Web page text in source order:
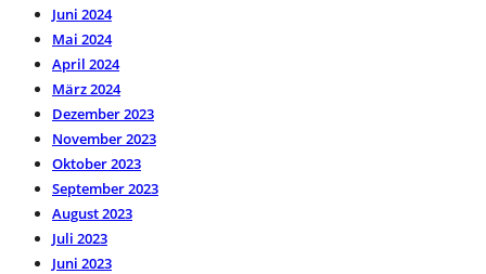
Juni 2024
Mai 2024
April 2024
März 2024
Dezember 2023
November 2023
Oktober 2023
September 2023
August 2023
Juli 2023
Juni 2023